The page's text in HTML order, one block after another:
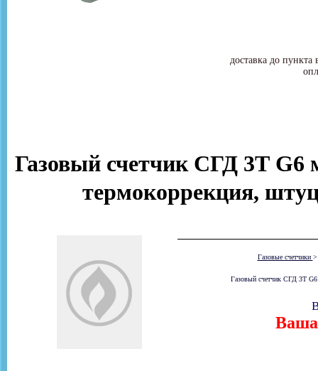
доставка до
Газовый счетчик СГД 3Т G6
термокоррекция,
Газовые счетчики
Газовый счетчик СГД 3Т
Ваша